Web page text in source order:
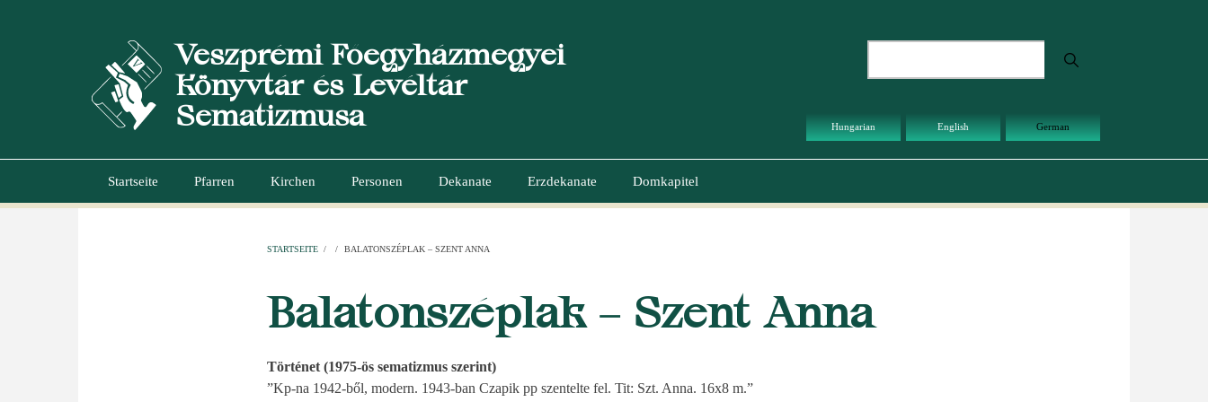
Veszprémi Főegyházmegyei
Könyvtár és Levéltár
Sematizmusa
Hungarian English German
Hauptnavigation
Startseite Pfarren Kirchen Personen Dekanate Erzdekanate Domkapitel
STARTSEITE / / BALATONSZÉPLAK – SZENT ANNA
Balatonszéplak – Szent Anna
Történet (1975-ös sematizmus szerint)
”Kp-na 1942-ből, modern. 1943-ban Czapik pp szentelte fel. Tit: Szt. Anna. 16x8 m.”